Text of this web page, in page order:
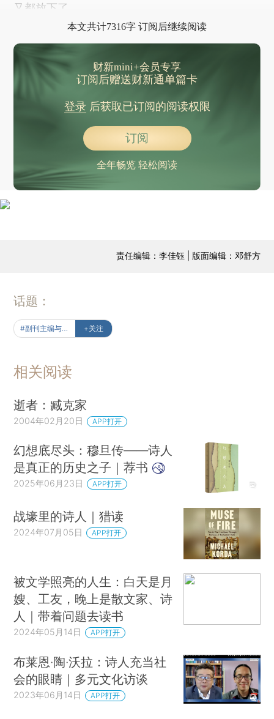
又都放下了。
本文共计7316字 订阅后继续阅读
财新mini+会员专享
订阅后赠送财新通单篇卡
登录后获取已订阅的阅读权限
订阅
全年畅览 轻松阅读
责任编辑：李佳钰 | 版面编辑：邓舒方
话题：
+关注
相关阅读
逝者：臧克家
2004年02月20日 APP打开
幻想底尽头：穆旦传——诗人
是真正的历史之子｜荐书
2025年06月23日 APP打开
战壕里的诗人｜猎读
2024年07月05日 APP打开
被文学照亮的人生：白天是月
嫂、工友，晚上是散文家、诗
人｜带着问题去读书
2024年05月14日 APP打开
布莱恩·陶·沃拉：诗人充当社
会的眼睛｜多元文化访谈
2023年06月14日 APP打开